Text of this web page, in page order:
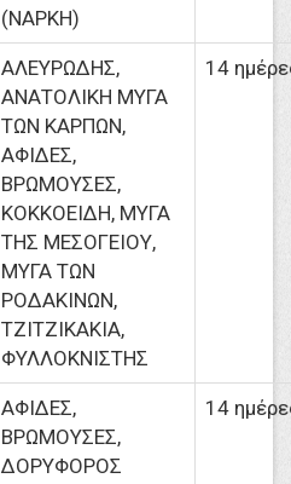
(ΝΑΡΚΗ)
ΑΛΕΥΡΩΔΗΣ,
ΑΝΑΤΟΛΙΚΗ ΜΥΓΑ
ΤΩΝ ΚΑΡΠΩΝ,
ΑΦΙΔΕΣ,
ΒΡΩΜΟΥΣΕΣ,
ΚΟΚΚΟΕΙΔΗ, ΜΥΓΑ
ΤΗΣ ΜΕΣΟΓΕΙΟΥ,
ΜΥΓΑ ΤΩΝ
ΡΟΔΑΚΙΝΩΝ,
ΤΖΙΤΖΙΚΑΚΙΑ,
ΦΥΛΛΟΚΝΙΣΤΗΣ
14
ΑΦΙΔΕΣ,
ΒΡΩΜΟΥΣΕΣ,
ΔΟΡΥΦΟΡΟΣ
14